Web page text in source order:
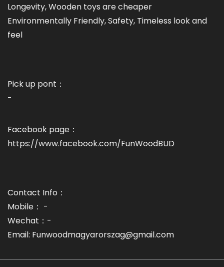
Longevity, Wooden toys are cheaper
Environmentally Friendly, Safety, Timeless look and
feel
Pick up pont：
-
Facebook page：
https://www.facebook.com/FunWoodBUD
Contact Info：
Mobile： -
Wechat：-
Email: Funwoodmagyarorszag@gmail.com